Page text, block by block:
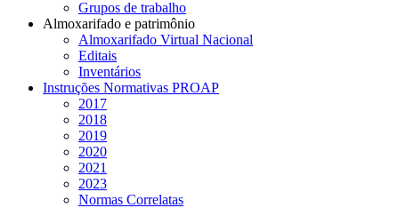
Grupos de trabalho
Almoxarifado e patrimônio
Almoxarifado Virtual Nacional
Editais
Inventários
Instruções Normativas PROAP
2017
2018
2019
2020
2021
2023
Normas Correlatas